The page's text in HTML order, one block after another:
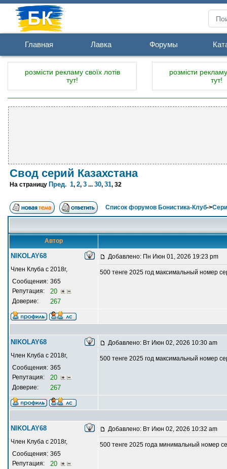
Главная Лавка Форумы
розмісти рекламу своїх лотів
тут!
розмісти
тут!
Свод серий Казахстана
На страницу Пред. 1, 2, 3 ... 30, 31, 32
Список форумов Бонистика-Клуб->
Автор
NIKOLAY68
Член Клуба с 2018г,
Сообщения: 365
Репутация:
20
Доверие: 267
Добавлено: Пн Июн 01, 2026 19:23 pm
500 тенге 2025 год максимальный номер
NIKOLAY68
Член Клуба с 2018г,
Сообщения: 365
Репутация:
20
Доверие: 267
Добавлено: Вт Июн 02, 2026 10:30 am
500 тенге 2025 год максимальный номер
NIKOLAY68
Член Клуба с 2018г,
Сообщения: 365
Репутация:
20
Добавлено: Вт Июн 02, 2026 10:32 am
500 тенге 2025 года минимальный номер